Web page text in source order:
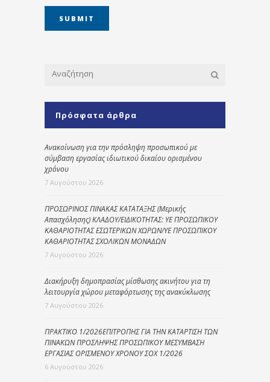
Πρόσφατα άρθρα
Ανακοίνωση για την πρόσληψη προσωπικού με
σύμβαση εργασίας ιδιωτικού δικαίου ορισμένου
χρόνου
7 Αυγούστου 2026
ΠΡΟΣΩΡΙΝΟΣ ΠΙΝΑΚΑΣ ΚΑΤΑΤΑΞΗΣ (Μερικής
Απασχόλησης) ΚΛΑΔΟΥ/ΕΙΔΙΚΟΤΗΤΑΣ: ΥΕ ΠΡΟΣΩΠΙΚΟΥ
ΚΑΘΑΡΙΟΤΗΤΑΣ ΕΣΩΤΕΡΙΚΩΝ ΧΩΡΩΝ/ΥΕ ΠΡΟΣΩΠΙΚΟΥ
ΚΑΘΑΡΙΟΤΗΤΑΣ ΣΧΟΛΙΚΩΝ ΜΟΝΑΔΩΝ
7 Αυγούστου 2026
Διακήρυξη δημοπρασίας μίσθωσης ακινήτου για τη
λειτουργία χώρου μεταφόρτωσης της ανακύκλωσης
7 Αυγούστου 2026
ΠΡΑΚΤΙΚΟ 1/2026ΕΠΙΤΡΟΠΗΣ ΓΙΑ ΤΗΝ ΚΑΤΑΡΤΙΣΗ ΤΩΝ
ΠΙΝΑΚΩΝ ΠΡΟΣΛΗΨΗΣ ΠΡΟΣΩΠΙΚΟΥ ΜΕΣΥΜΒΑΣΗ
ΕΡΓΑΣΙΑΣ ΟΡΙΣΜΕΝΟΥ ΧΡΟΝΟΥ ΣΟΧ 1/2026
6 Αυγούστου 2026